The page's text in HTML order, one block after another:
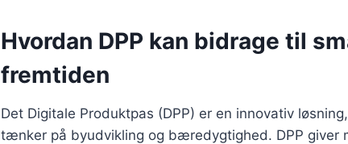
Hvordan DPP kan bidrage til
fremtiden
Det Digitale Produktpas (DPP) er en innovativ
tænker på byudvikling og bæredygtighed. DPP giver